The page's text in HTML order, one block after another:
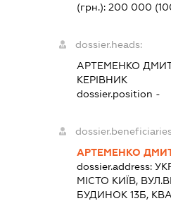
(грн.):200 000
dossier.heads:
АРТЕМЕНКО
КЕРІВНИК
dossier.position -
АРТЕМЕНКО
dossier.address:
МІСТО КИЇВ,
БУДИНОК 13Б,